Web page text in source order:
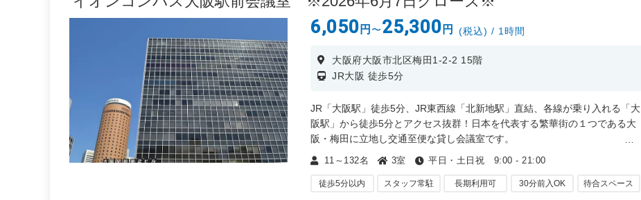
6,050 円 〜25,300 円 (税込) / 1時間
大阪府大阪市北区梅田1-2-2 15階
JR大阪 徒歩5分
JR「大阪駅」徒歩5分、JR東西線「北新地駅」直結、各線が乗り入れる「大
阪駅」から徒歩5分とアクセス抜群！日本を代表する繁華街の１つである大
阪・梅田に立地し交通至便な貸し会議室です。
・会社説明会、採用面接、研修
・講演会、ワークショップ、展示会。セミナー
11～132名 3室 平日・土日祝 9:00 - 21:00
徒歩5分以内 スタッフ常駐 長期利用可 30分前入OK 待合スペース